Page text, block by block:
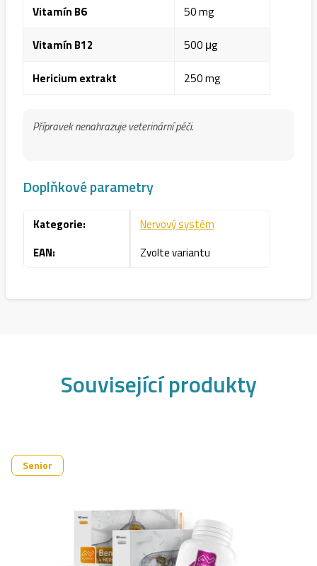
Vitamín B6
50 mg
Vitamín B12
500 μg
Hericium extrakt
250 mg
Přípravek nenahrazuje veterinární péči.
Doplňkové parametry
Kategorie:
Nervový systém
EAN: Zvolte variantu
Související produkty
Senior